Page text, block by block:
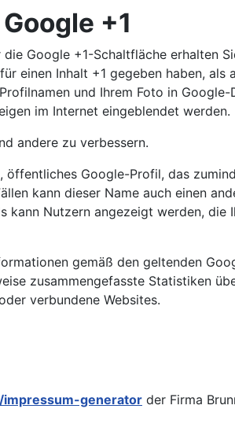
+1
Google +1-Schaltfläche erhalten
einen Inhalt +1 gegeben haben, als
und Ihrem Foto in
im Internet eingeblendet werden.
andere zu verbessern.
Google-Profil, das
kann dieser Name auch einen
Nutzern angezeigt werden, die
gemäß den geltenden
zusammengefasste Statistiken
verbundene Websites.
generator der Firma